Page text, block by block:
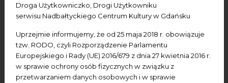
Droga Użytkowniczko, Drogi Użytkowniku
serwisu Nadbałtyckiego Centrum Kultury w Gdańsku
Uprzejmie informujemy, że od 25 maja 2018 r. obowiązuje
tzw. RODO, czyli Rozporządzenie Parlamentu
Europejskiego i Rady (UE) 2016/679 z dnia 27 kwietnia 2016 r.
w sprawie ochrony osób fizycznych w związku z
przetwarzaniem danych osobowych i w sprawie
21/07/2025